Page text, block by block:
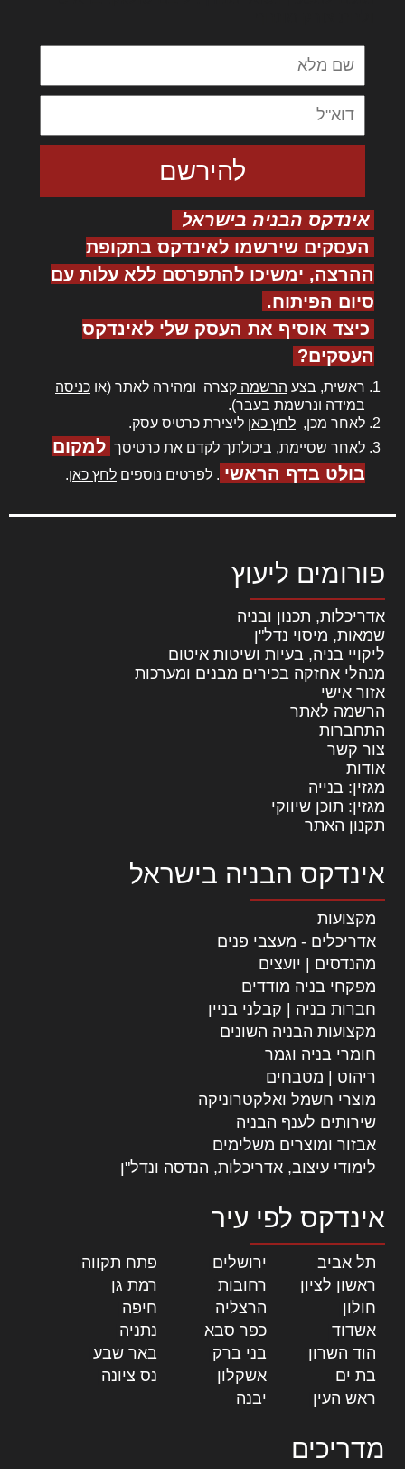
אינדקס הבניה בישראל
העסקים שירשמו לאינדקס בתקופת
ההרצה, ימשיכו להתפרסם ללא עלות עם
סיום הפיתוח.
כיצד אוסיף את העסק שלי לאינדקס
העסקים?
ראשית, בצע הרשמה קצרה ומהירה לאתר (או כניסה
במידה ונרשמת בעבר).
לאחר מכן, לחץ כאן ליצירת כרטיס עסק.
לאחר שסיימת, ביכולתך לקדם את כרטיסך למקום
בולט בדף הראשי . לפרטים נוספים לחץ כאן.
פורומים ליעוץ
אדריכלות, תכנון ובניה
שמאות, מיסוי נדל"ן
ליקויי בניה, בעיות ושיטות איטום
מנהלי אחזקה בכירים מבנים ומערכות
אזור אישי
הרשמה לאתר
התחברות
צור קשר
אודות
מגזין: בנייה
מגזין: תוכן שיווקי
תקנון האתר
אינדקס הבניה בישראל
מקצועות
אדריכלים - מעצבי פנים
מהנדסים | יועצים
מפקחי בניה מודדים
חברות בניה | קבלני בניין
מקצועות הבניה השונים
חומרי בניה וגמר
ריהוט | מטבחים
מוצרי חשמל ואלקטרוניקה
שירותים לענף הבניה
אבזור ומוצרים משלימים
לימודי עיצוב, אדריכלות, הנדסה ונדל"ן
אינדקס לפי עיר
תל אביב ירושלים פתח תקווה
ראשון לציון
רחובות רמת גן
חולון
הרצליה חיפה
אשדוד
כפר סבא נתניה
הוד השרון
בני ברק באר שבע
בת ים
אשקלון נס ציונה
ראש העין
יבנה
מדריכים